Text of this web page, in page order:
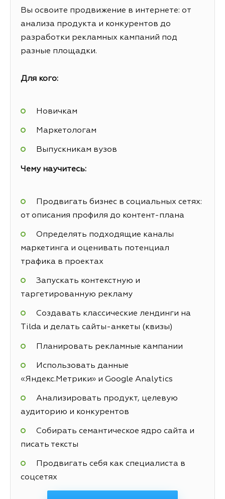
Вы освоите продвижение в интернете: от
анализа продукта и конкурентов до
разработки рекламных кампаний под
разные площадки.
Для кого:
Новичкам
Маркетологам
Выпускникам вузов
Чему научитесь:
Продвигать бизнес в социальных сетях:
от описания профиля до контент-плана
Определять подходящие каналы
маркетинга и оценивать потенциал
трафика в проектах
Запускать контекстную и
таргетированную рекламу
Создавать классические лендинги на
Tilda и делать сайты-анкеты (квизы)
Планировать рекламные кампании
Использовать данные
«Яндекс.Метрики» и Google Analytics
Анализировать продукт, целевую
аудиторию и конкурентов
Собирать семантическое ядро сайта и
писать тексты
Продвигать себя как специалиста в
соцсетях